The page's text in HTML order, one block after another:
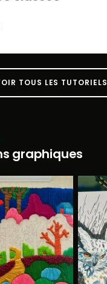
TOUS LES TUTORIELS
graphiques